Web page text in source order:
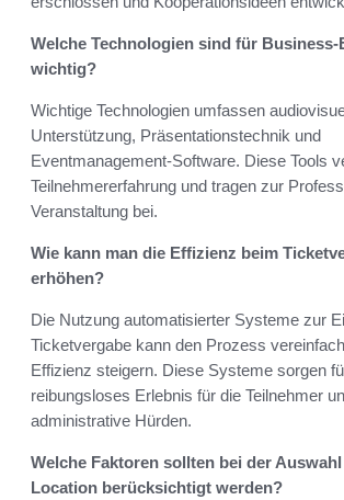
Welche Technologien sind für Business-
wichtig?
Wichtige Technologien umfassen
Unterstützung, Präsentationstechnik und
Eventmanagement-Software. Diese Tools
Teilnehmererfahrung und tragen zur
Veranstaltung bei.
Wie kann man die Effizienz beim
erhöhen?
Die Nutzung automatisierter Systeme zur
Ticketvergabe kann den Prozess
Effizienz steigern. Diese Systeme sorgen
reibungsloses Erlebnis für die Teilnehmer
administrative Hürden.
Welche Faktoren sollten bei der
Location berücksichtigt werden?